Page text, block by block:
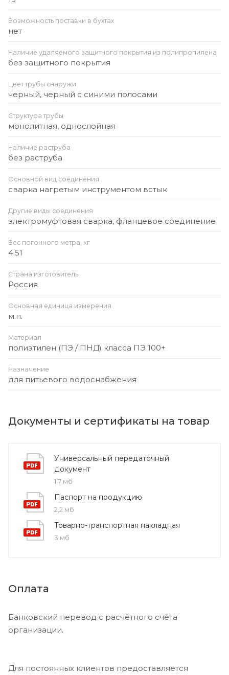
Возможность поставки в бухтах
нет
Наличие удаляемого защитного покрытия из полипропилена
без защитного покрытия
Цвет трубы снаружи
черный, черный с синими полосами
Структура трубы
монолитная, однослойная
Наличие раструба
без раструба
Основной вид соединения
сварка нагретым инструментом встык
Другие виды соединения
электромуфтовая сварка, фланцевое соединение
Вес погонного метра, кг
4.51
Страна изготовитель
Россия
Основная единица измерения
м.п.
Материал
полиэтилен (ПЭ / ПНД) класса ПЭ 100+
Назначение
для питьевого водоснабжения
Документы и сертификаты на товар
Универсальный передаточный
документ
1,7 мб
Паспорт на продукцию
2,2 мб
Товарно-транспортная накладная
3 мб
Оплата
Банковский перевод с расчётного счёта
организации.
Для постоянных клиентов предоставляется